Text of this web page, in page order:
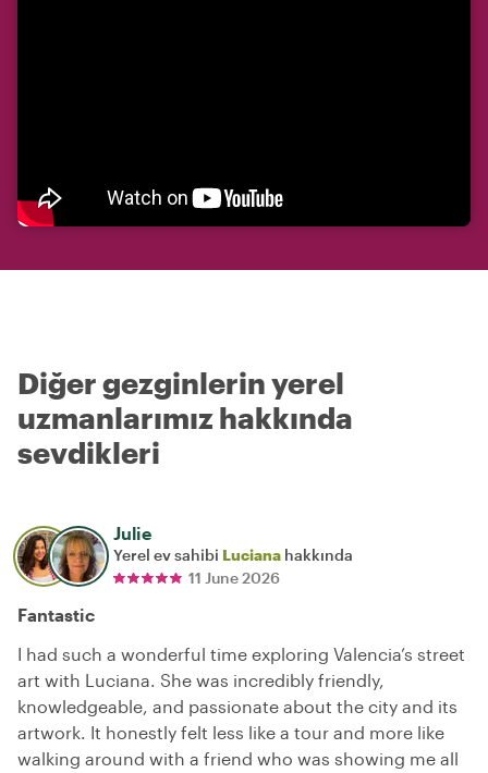
Diğer gezginlerin yerel
uzmanlarımız hakkında
sevdikleri
Julie
Yerel ev sahibi Luciana hakkında
11 June 2026
Fantastic
I had such a wonderful time exploring Valencia’s street
art with Luciana. She was incredibly friendly,
knowledgeable, and passionate about the city and its
artwork. It honestly felt less like a tour and more like
walking around with a friend who was showing me all